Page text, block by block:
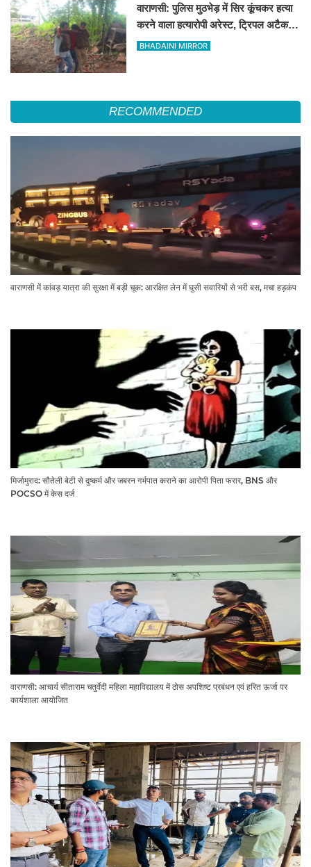
वाराणसी: पुलिस मुठभेड़ में सिर कूंचकर हत्या
करने वाला हत्यारोपी अरेस्ट, ट्रिपल अटैक से
मचाया था सनसनी
BHADAINI MIRROR
RECOMMENDED
वाराणसी में कांवड़ यात्रा की सुरक्षा में बड़ी चूक: आरक्षित लेन में घुसी सवारियों से भरी बस, मचा हड़कंप
मिर्जामुराद: सौतेली बेटी से दुष्कर्म और जबरन गर्भपात कराने का आरोपी पिता फरार, BNS और
POCSO में केस दर्ज
वाराणसी: आचार्य सीताराम चतुर्वेदी महिला महाविद्यालय में ठोस अपशिष्ट प्रबंधन एवं हरित ऊर्जा पर
कार्यशाला आयोजित